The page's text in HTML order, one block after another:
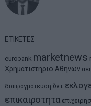
ΕΤΙΚΕΤΕΣ
eurobank marketnews
Χρηματιστηριο Αθηνων
διαπραγματευση δντ
επικαιροτητα